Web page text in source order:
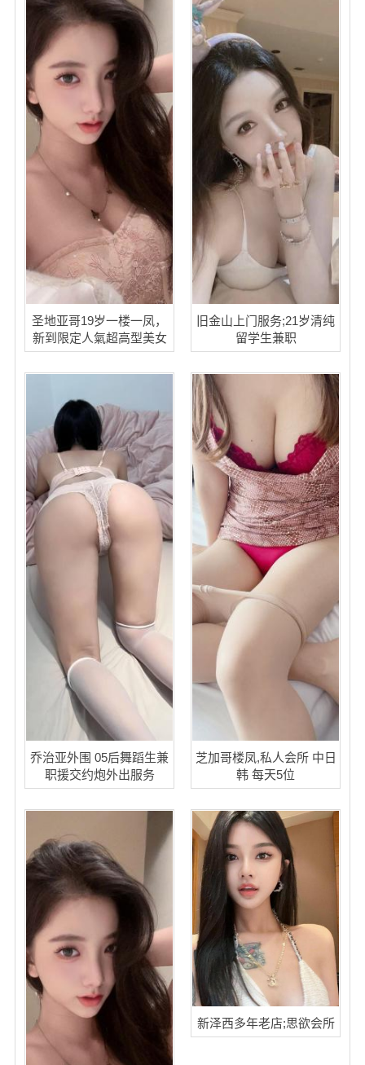
圣地亚哥19岁一楼一凤，
新到限定人氣超高型美女
旧金山上门服务;21岁清纯
留学生兼职
乔治亚外围 05后舞蹈生兼
职援交约炮外出服务
芝加哥楼凤,私人会所 中日
韩 每天5位
新泽西多年老店;思欲会所